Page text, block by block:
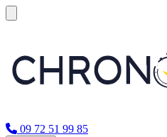
09 72 51 99 85